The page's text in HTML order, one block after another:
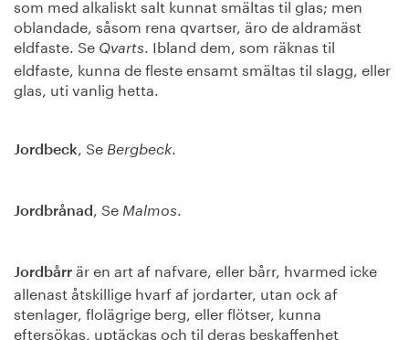
som med alkaliskt salt kunnat smältas til glas; men
oblandade, såsom rena qvartser, äro de aldramäst
eldfaste. Se Qvarts. Ibland dem, som räknas til
eldfaste, kunna de fleste ensamt smältas til slagg, eller
glas, uti vanlig hetta.
Jordbeck, Se Bergbeck.
Jordbrånad , Se Malmos.
Jordbårr är en art af nafvare, eller bårr, hvarmed icke
allenast åtskillige hvarf af jordarter, utan ock af
stenlager, flolägrige berg, eller flötser, kunna
eftersökas, uptäckas och til deras beskaffenhet